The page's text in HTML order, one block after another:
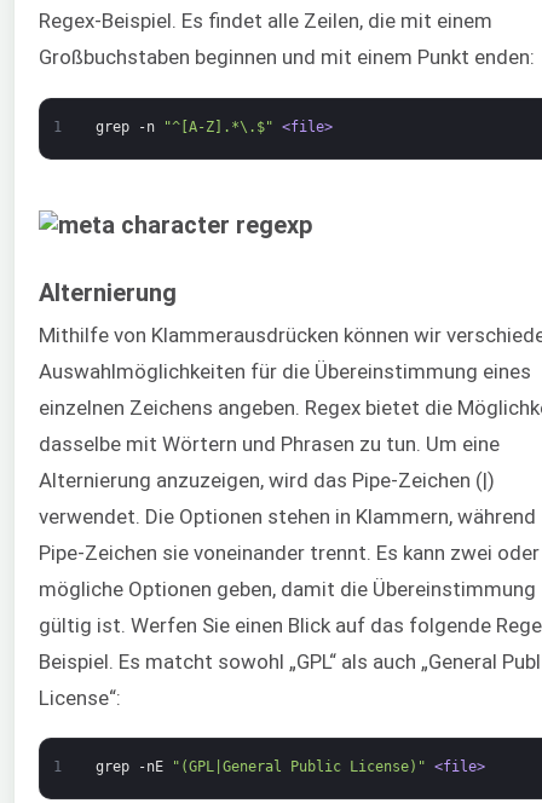
Regex-Beispiel. Es findet alle Zeilen, die mit einem
Großbuchstaben beginnen und mit einem Punkt enden:
1 grep -n "^[A-Z].*\.$" <file>
Alternierung
Mithilfe von Klammerausdrücken können wir
Auswahlmöglichkeiten für die Übereinstimmung eines
einzelnen Zeichens angeben. Regex bietet die
dasselbe mit Wörtern und Phrasen zu tun. Um eine
Alternierung anzuzeigen, wird das Pipe-Zeichen (|)
verwendet. Die Optionen stehen in Klammern, während
Pipe-Zeichen sie voneinander trennt. Es kann zwei
mögliche Optionen geben, damit die Übereinstimmung
gültig ist. Werfen Sie einen Blick auf das folgende
Beispiel. Es matcht sowohl „GPL“ als auch „General
License“:
1 grep -nE "(GPL|General Public License)" <file>